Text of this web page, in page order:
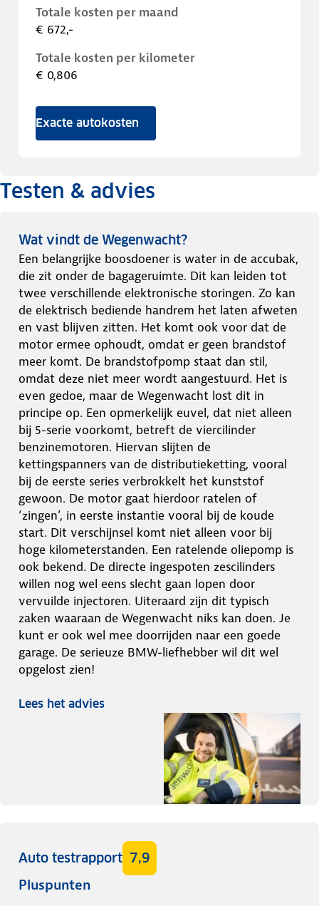
Totale kosten per maand
€ 672,-
Totale kosten per kilometer
€ 0,806
Exacte autokosten
Testen & advies
Wat vindt de Wegenwacht?
Een belangrijke boosdoener is water in de accubak,
die zit onder de bagageruimte. Dit kan leiden tot
twee verschillende elektronische storingen. Zo kan
de elektrisch bediende handrem het laten afweten
en vast blijven zitten. Het komt ook voor dat de
motor ermee ophoudt, omdat er geen brandstof
meer komt. De brandstofpomp staat dan stil,
omdat deze niet meer wordt aangestuurd. Het is
even gedoe, maar de Wegenwacht lost dit in
principe op. Een opmerkelijk euvel, dat niet alleen
bij 5-serie voorkomt, betreft de viercilinder
benzinemotoren. Hiervan slijten de
kettingspanners van de distributieketting, vooral
bij de eerste series verbrokkelt het kunststof
gewoon. De motor gaat hierdoor ratelen of
‘zingen’, in eerste instantie vooral bij de koude
start. Dit verschijnsel komt niet alleen voor bij
hoge kilometerstanden. Een ratelende oliepomp is
ook bekend. De directe ingespoten zescilinders
willen nog wel eens slecht gaan lopen door
vervuilde injectoren. Uiteraard zijn dit typisch
zaken waaraan de Wegenwacht niks kan doen. Je
kunt er ook wel mee doorrijden naar een goede
garage. De serieuze BMW-liefhebber wil dit wel
opgelost zien!
Lees het advies
Auto testrapport 7,9
Pluspunten